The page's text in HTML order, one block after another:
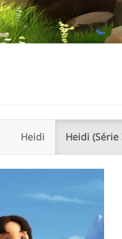
Heidi Heidi (Série